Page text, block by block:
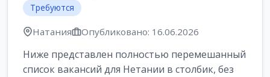
Требуются
Натания Опубликовано: 16.06.2026
Ниже представлен полностью перемешанный
список вакансий для Нетании в столбик, без